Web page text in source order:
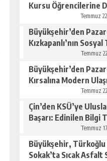
Kursu Öğrencilerine
Temmuz
Büyükşehir’den
Kızkapanlı’nın
Çevre Düzenlemesi.
Temmuz
Büyükşehir’den
Kırsalına Modern
Temmuz
Çin’den KSÜ’ye
Başarı: Edinilen Bilgi
Tarımına KatkıTemmuz
Büyükşehir, Türkoğlu
Sokak’ta Sıcak Asfalt